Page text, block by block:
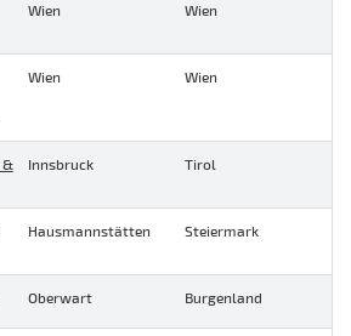
Wien Wien
Wien Wien
&
Innsbruck Tirol
Hausmannstätten Steiermark
Oberwart Burgenland